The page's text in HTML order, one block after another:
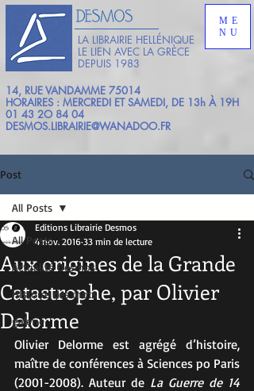
LA LIBRAIRIE HELLÉNIQUE
LE LIEN AVEC LA GRÈCE
DEPUIS 1983
ME
NU
14, RUE VANDAMME 75014
HORAIRES : MERCREDI ET SAMEDI, DE 13h À 19H
01 43 2O 84 04
DESMOS.LIBRAIRIE@WANADOO.FR
Post
All Posts
Actualité Desmos
HIstoire des mots
galerie
All Posts
Aux origines de la Grande
Catastrophe, par Olivier
Delorme
Editions Librairie Desmos
4 nov. 2016 33 min de lecture
Olivier Delorme est agrégé d’histoire,
maître de conférences à Sciences po Paris
(2001-2008). Auteur de La Guerre de 14